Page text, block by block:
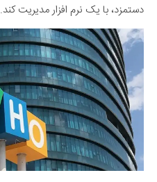
دستمزد، با یک نرم افزار مدیریت کند.